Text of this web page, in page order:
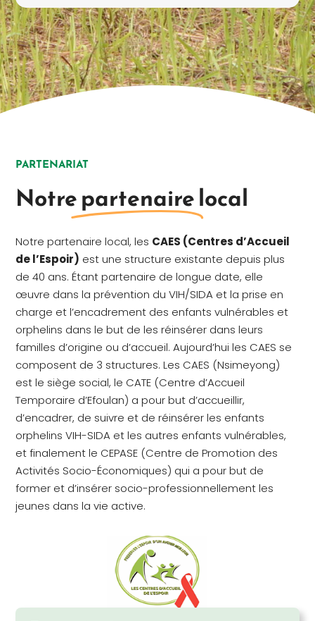
PARTENARIAT
Notre partenaire local
Notre partenaire local, les CAES (Centres d’Accueil
de l’Espoir) est une structure existante depuis plus
de 40 ans. Étant partenaire de longue date, elle
œuvre dans la prévention du VIH/SIDA et la prise en
charge et l’encadrement des enfants vulnérables et
orphelins dans le but de les réinsérer dans leurs
familles d’origine ou d’accueil. Aujourd’hui les CAES se
composent de 3 structures. Les CAES (Nsimeyong)
est le siège social, le CATE (Centre d’Accueil
Temporaire d’Efoulan) a pour but d’accueillir,
d’encadrer, de suivre et de réinsérer les enfants
orphelins VIH-SIDA et les autres enfants vulnérables,
et finalement le CEPASE (Centre de Promotion des
Activités Socio-Économiques) qui a pour but de
former et d’insérer socio-professionnellement les
jeunes dans la vie active.